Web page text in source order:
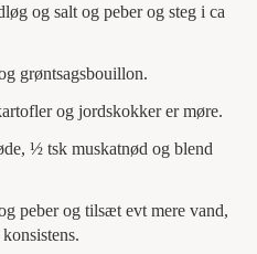
og salt og peber og steg i ca
grøntsagsbouillon.
og jordskokker er møre.
½ tsk muskatnød og blend
peber og tilsæt evt mere vand,